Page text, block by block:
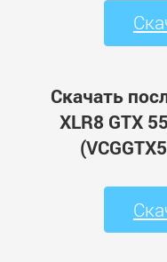
Скачать
XLR8 GTX